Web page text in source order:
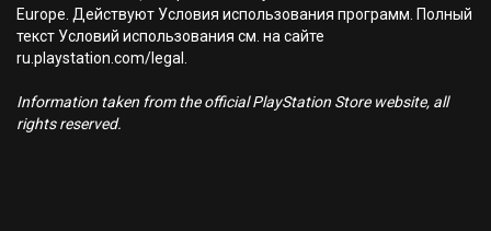
Europe. Действуют Условия использования программ. Полный
текст Условий использования см. на сайте
ru.playstation.com/legal.
Information taken from the official PlayStation Store website, all
rights reserved.